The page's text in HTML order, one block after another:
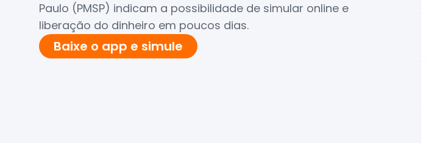
Paulo (PMSP) indicam a possibilidade de simular online e
liberação do dinheiro em poucos dias.
Baixe o app e simule